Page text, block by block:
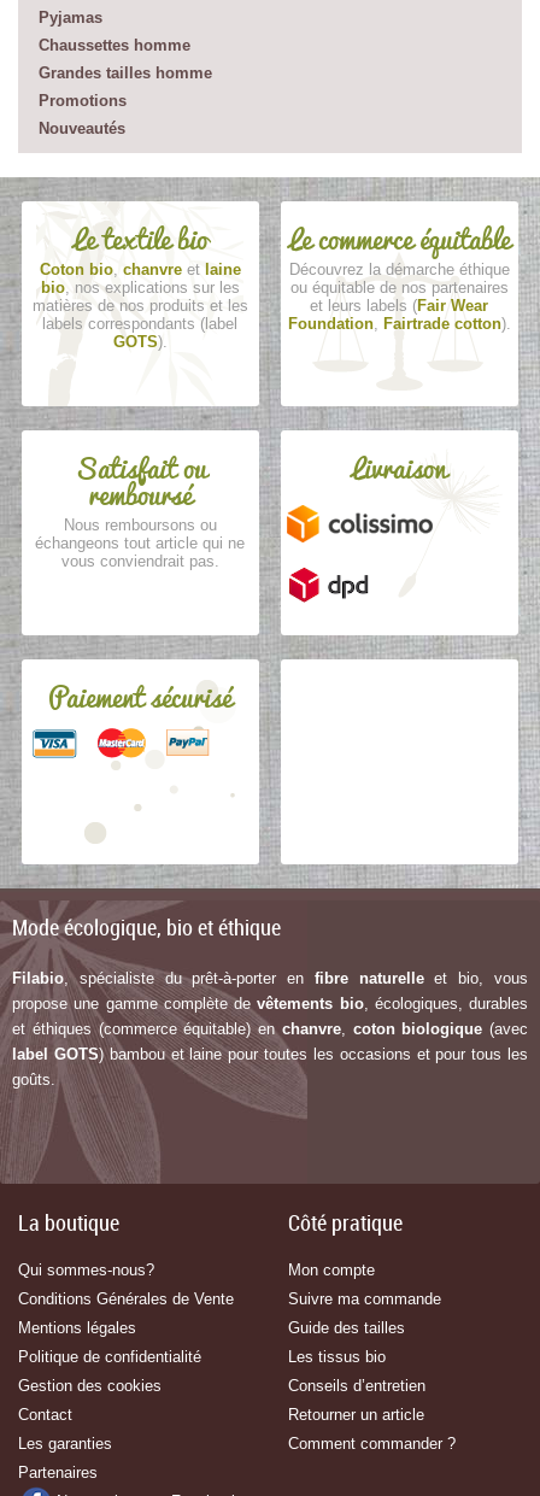
Pyjamas
Chaussettes homme
Grandes tailles homme
Promotions
Nouveautés
Le textile bio
Coton bio, chanvreet laine
bio, nos explications sur les
matières de nos produits et les
labels correspondants (label
GOTS).
Le commerce équitable
Découvrez la démarche éthique
ou équitable de nos partenaires
et leurs labels (Fair Wear
Foundation, Fairtrade cotton).
Satisfait ou
remboursé
Nous remboursons ou
échangeons tout article qui ne
vous conviendrait pas.
Livraison
Paiement sécurisé
Mode écologique, bio et éthique
Filabio, spécialiste du prêt-à-porter en fibre naturelleet bio, vous
propose une gamme complète devêtements bio, écologiques, durables
et éthiques (commerce équitable) en chanvre, coton biologique (avec
label GOTS) bambou et laine pour toutes les occasions et pour tous les
goûts.
La boutique
Qui sommes-nous?
Conditions Générales de Vente
Mentions légales
Politique de confidentialité
Gestion des cookies
Contact
Les garanties
Partenaires
Côté pratique
Mon compte
Suivre ma commande
Guide des tailles
Les tissus bio
Conseils d’entretien
Retourner un article
Comment commander ?